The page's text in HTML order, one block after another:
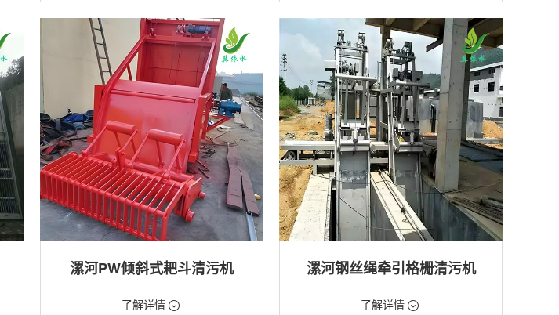
机
用途：泵站,污水处理,渠道,河道,化工,纺织,给
排水工程
漯河PW倾斜式耙斗清污机
价格：1.28万/台了解详情
漯河钢丝绳牵引格栅清污机
价格：2888元/台了解详情